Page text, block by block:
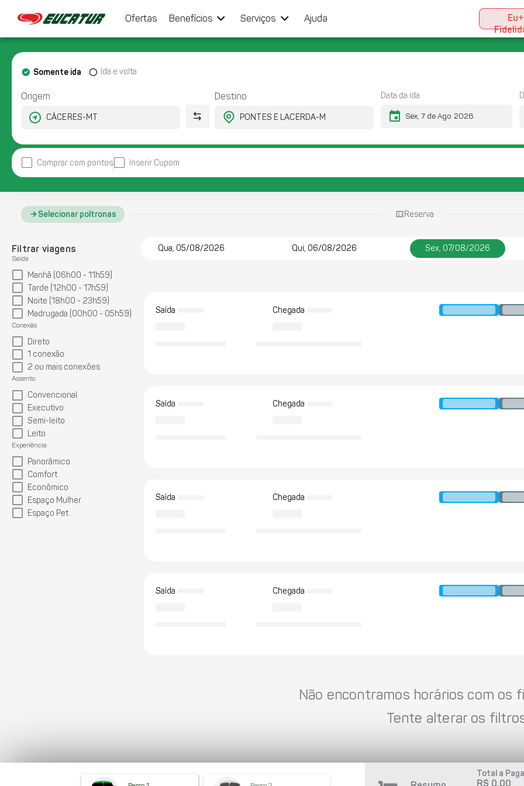
Ofertas Benefícios keyboard_arrow_down Serviços keyboard_arrow_down Ajuda
Eu+
Origem Destino
Somente ida Ida e volta
Data da ida
event
Comprar com pontos Inserir Cupom
Selecionar poltronas Reserva
Filtrar viagens
Saída
Manhã (06h00 - 11h59)
Tarde (12h00 - 17h59)
Noite (18h00 - 23h59)
Madrugada (00h00 - 05h59)
Conexão
Direto
1 conexão
2 ou mais conexões
Assento
Convencional
Executivo
Semi-leito
Leito
Experiência
Panorâmico
Comfort
Econômico
Espaço Mulher
Espaço Pet
Qua, 05/08/2026 Qui, 06/08/2026 Sex, 07/08/2026
Saída Chegada
Saída Chegada
Saída Chegada
Saída Chegada
Não encontramos horários com os
Tente alterar os
Total a
R$ 0,00